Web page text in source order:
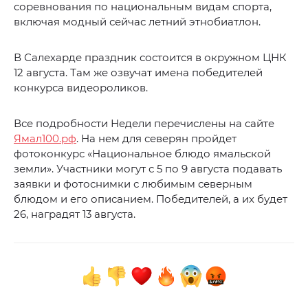
соревнования по национальным видам спорта,
включая модный сейчас летний этнобиатлон.
В Салехарде праздник состоится в окружном ЦНК
12 августа. Там же озвучат имена победителей
конкурса видеороликов.
Все подробности Недели перечислены на сайте
Ямал100.рф. На нем для северян пройдет
фотоконкурс «Национальное блюдо ямальской
земли». Участники могут с 5 по 9 августа подавать
заявки и фотоснимки с любимым северным
блюдом и его описанием. Победителей, а их будет
26, наградят 13 августа.